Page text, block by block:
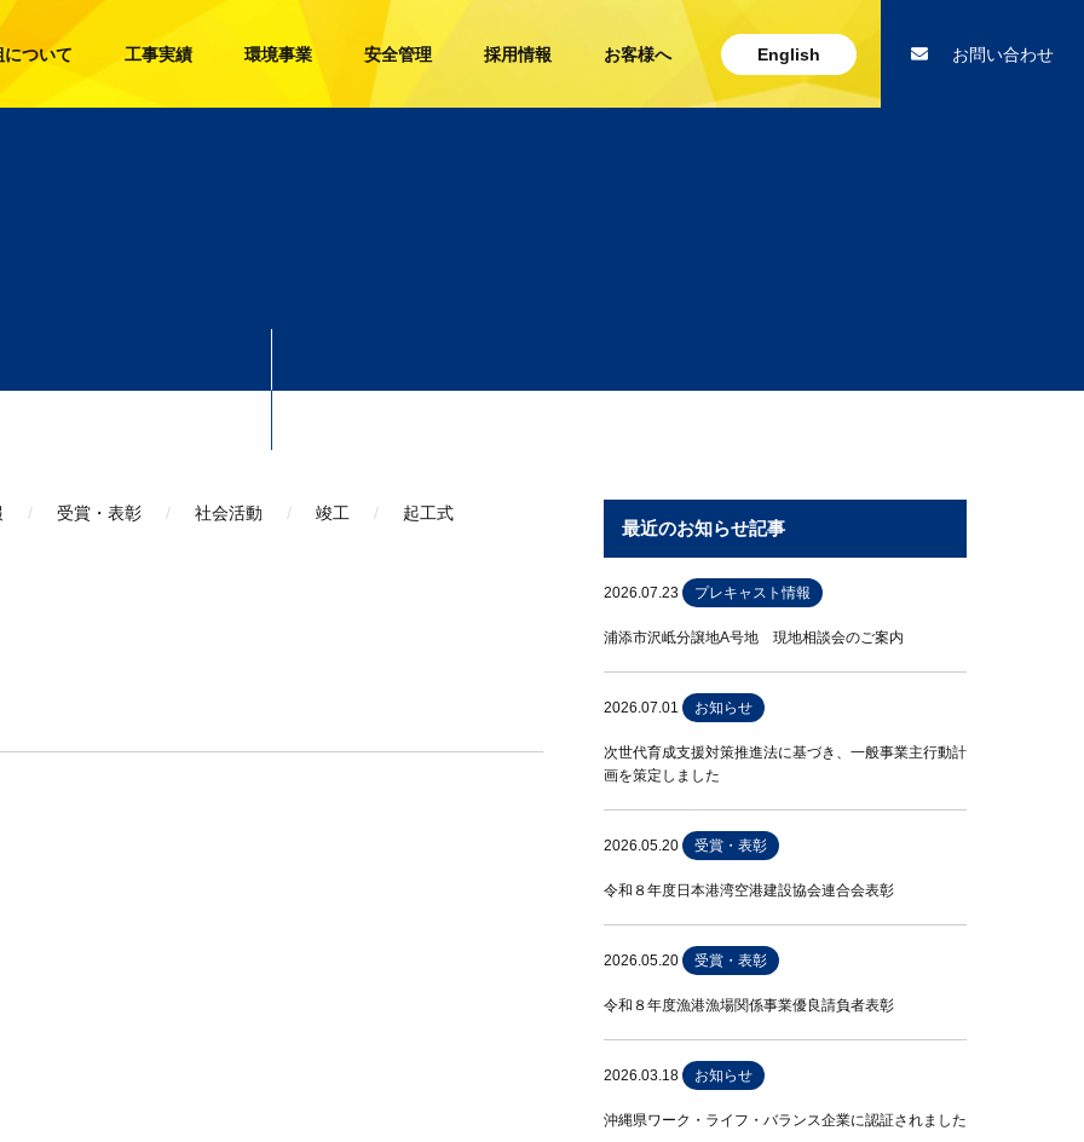
ついて 工事実績 環境事業 安全管理 採用情報 お客様へ English お問い合わせ
受賞・表彰 社会活動 竣工 起工式
最近のお知らせ記事
2026.07.23 プレキャスト情報
浦添市沢岻分譲地A号地 現地相談会のご案内
2026.07.01 お知らせ
次世代育成支援対策推進法に基づき、一般事業主行動計
画を策定しました
2026.05.20 受賞・表彰
令和８年度日本港湾空港建設協会連合会表彰
2026.05.20 受賞・表彰
令和８年度漁港漁場関係事業優良請負者表彰
2026.03.18 お知らせ
沖縄県ワーク・ライフ・バランス企業に認証されました